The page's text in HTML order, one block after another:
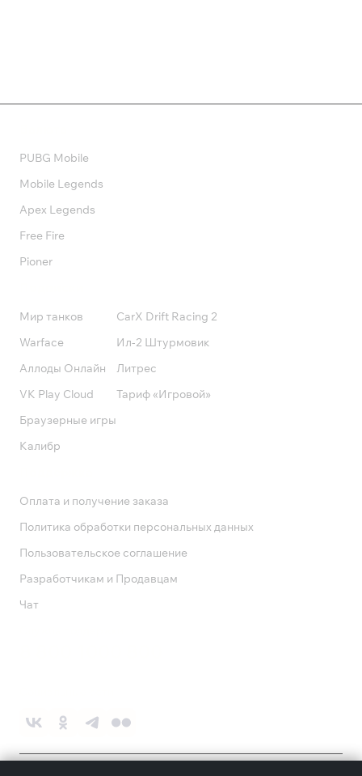
PUBG Mobile
Mobile Legends
Apex Legends
Free Fire
Pioner
Мир танков
Warface
Аллоды Онлайн
VK Play Cloud
Браузерные игры
Калибр
CarX Drift Racing 2
Ил-2 Штурмовик
Литрес
Тариф «Игровой»
Оплата и получение заказа
Политика обработки персональных данных
Пользовательское соглашение
Разработчикам и Продавцам
Чат